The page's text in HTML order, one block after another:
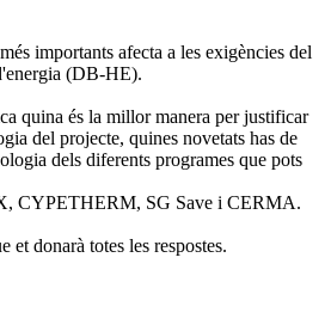
importants afecta a les exigències del
(DB-HE).
quina és la millor manera per justificar
del projecte, quines novetats has de
dels diferents programes que pots
CYPETHERM, SG Save i CERMA.
et donarà totes les respostes.